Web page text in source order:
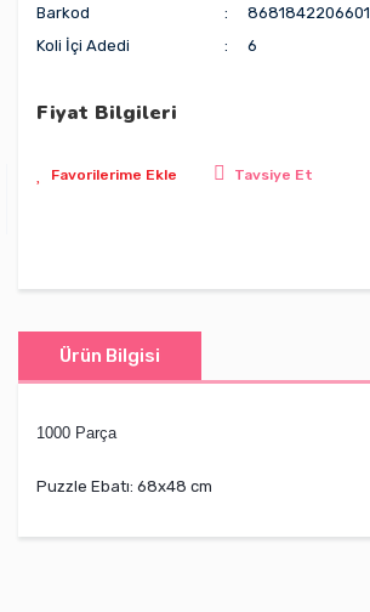
Barkod
8681842206601
Koli İçi Adedi
6
Fiyat Bilgileri
Tavsiye Et
Ürün Bilgisi
1000 Parça
Puzzle Ebatı: 68x48 cm